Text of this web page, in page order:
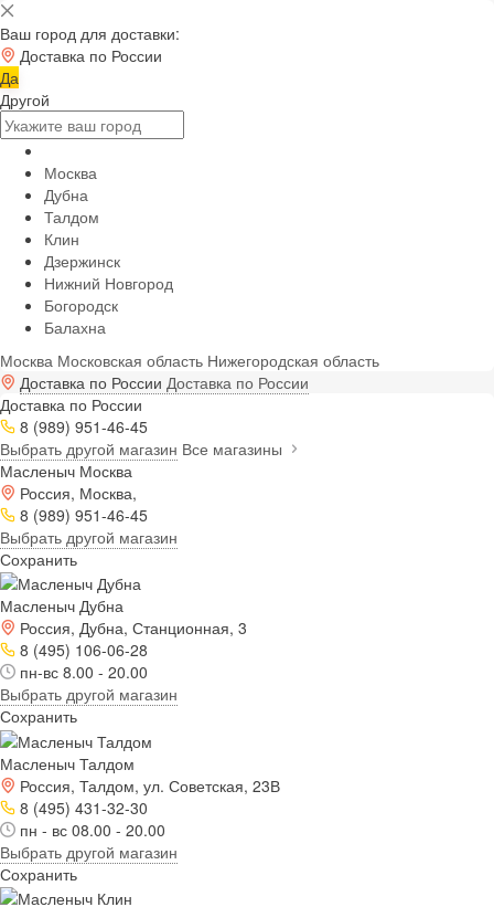
Ваш город для доставки:
Доставка по России
Да
Другой
Москва
Дубна
Талдом
Клин
Дзержинск
Нижний Новгород
Богородск
Балахна
Москва Московская область Нижегородская область
Доставка по России Доставка по России
Доставка по России
8 (989) 951-46-45
Выбрать другой магазин Все магазины
Масленыч Москва
Россия, Москва,
8 (989) 951-46-45
Выбрать другой магазин
Сохранить
Масленыч Дубна
Россия, Дубна, Станционная, 3
8 (495) 106-06-28
пн-вс 8.00 - 20.00
Выбрать другой магазин
Сохранить
Масленыч Талдом
Россия, Талдом, ул. Советская, 23В
8 (495) 431-32-30
пн - вс 08.00 - 20.00
Выбрать другой магазин
Сохранить